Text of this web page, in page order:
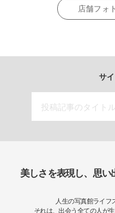
店舗フォ
サ
美しさを表現し、思
人生の写真館ライフ
それは、出会う全ての人が